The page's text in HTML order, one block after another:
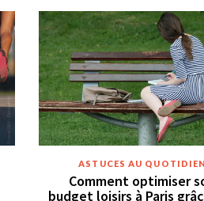
ASTUCES AU
Comment optimiser
budget loisirs à Paris